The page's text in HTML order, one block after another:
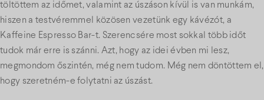
töltöttem az időmet, valamint az úszáson kívül is van munkám,
hiszen a testvéremmel közösen vezetünk egy kávézót, a
Kaffeine Espresso Bar-t. Szerencsére most sokkal több időt
tudok már erre is szánni. Azt, hogy az idei évben mi lesz,
megmondom őszintén, még nem tudom. Még nem döntöttem el,
hogy szeretném-e folytatni az úszást.